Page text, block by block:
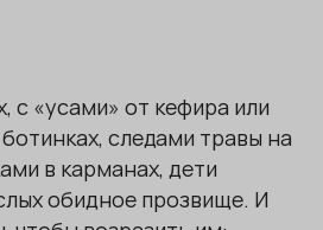
с «усами» от кефира или
следами травы на
в карманах, дети
обидное прозвище. И